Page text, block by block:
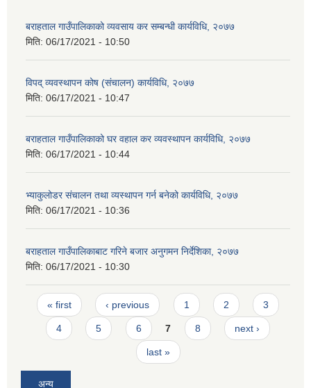
बराहताल गाउँपालिकाको व्यवसाय कर सम्बन्धी कार्यविधि, २०७७
मिति: 06/17/2021 - 10:50
विपद् व्यवस्थापन कोष (संचालन) कार्यविधि, २०७७
मिति: 06/17/2021 - 10:47
बराहताल गाउँपालिकाको घर वहाल कर व्यवस्थापन कार्यविधि, २०७७
मिति: 06/17/2021 - 10:44
भ्याकुलोडर संचालन तथा व्यस्थापन गर्न बनेको कार्यविधि, २०७७
मिति: 06/17/2021 - 10:36
बराहताल गाउँपालिकाबाट गरिने बजार अनुगमन निर्देशिका, २०७७
मिति: 06/17/2021 - 10:30
Pages
« first ‹ previous 1 2 3
4 5 6 7 8 next ›
last »
अन्य